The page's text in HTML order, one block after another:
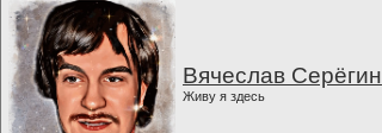
Вячеслав Серёгин
Живу я здесь